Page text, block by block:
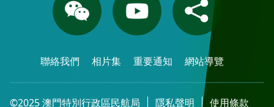
聯絡我們 相片集 重要通知 網站導覽
©2025 澳門特別行政區民航局 隱私聲明 使用條款